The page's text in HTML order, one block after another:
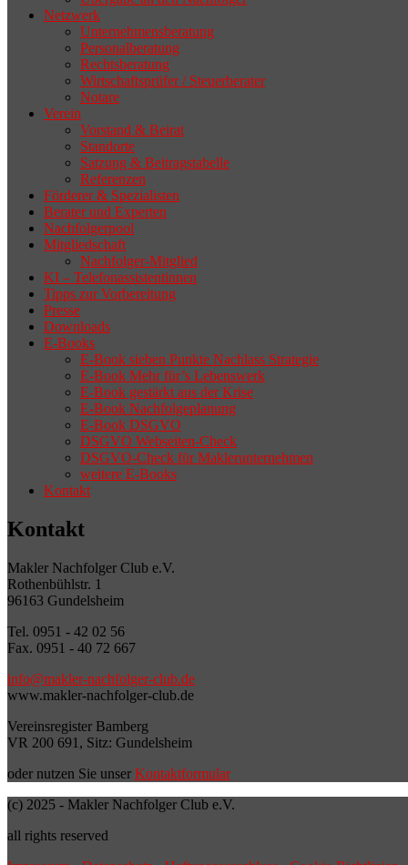
Netzwerk
Unternehmensberatung
Personalberatung
Rechtsberatung
Wirtschaftsprüfer / Steuerberater
Notare
Verein
Vorstand & Beirat
Standorte
Satzung & Beitragstabelle
Referenzen
Förderer & Spezialisten
Berater und Experten
Nachfolgerpool
Mitgliedschaft
Nachfolger-Mitglied
KI – Telefonassistentinnen
Tipps zur Vorbereitung
Presse
Downloads
E-Books
E-Book sieben Punkte Nachlass Strategie
E-Book Mehr für’s Lebenswerk
E-Book gestärkt aus der Krise
E-Book Nachfolgeplanung
E-Book DSGVO
DSGVO Webseiten-Check
DSGVO-Check für Maklerunternehmen
weitere E-Books
Kontakt
Kontakt
Makler Nachfolger Club e.V.
Rothenbühlstr. 1
96163 Gundelsheim
Tel. 0951 - 42 02 56
Fax. 0951 - 40 72 667
info@makler-nachfolger-club.de
www.makler-nachfolger-club.de
Vereinsregister Bamberg
VR 200 691, Sitz: Gundelsheim
oder nutzen Sie unser Kontaktformular
(c) 2025 - Makler Nachfolger Club e.V.
all rights reserved